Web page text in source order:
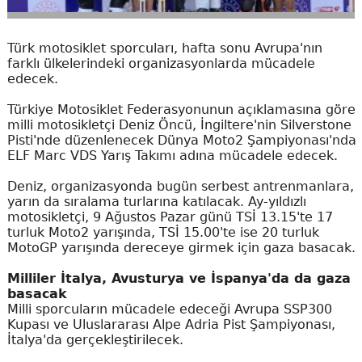
Türk motosiklet sporcuları, hafta sonu Avrupa'nın
farklı ülkelerindeki organizasyonlarda mücadele
edecek.
Türkiye Motosiklet Federasyonunun açıklamasına göre
milli motosikletçi Deniz Öncü, İngiltere'nin Silverstone
Pisti'nde düzenlenecek Dünya Moto2 Şampiyonası'nda
ELF Marc VDS Yarış Takımı adına mücadele edecek.
Deniz, organizasyonda bugün serbest antrenmanlara,
yarın da sıralama turlarına katılacak. Ay-yıldızlı
motosikletçi, 9 Ağustos Pazar günü TSİ 13.15'te 17
turluk Moto2 yarışında, TSİ 15.00'te ise 20 turluk
MotoGP yarışında dereceye girmek için gaza basacak.
Milliler İtalya, Avusturya ve İspanya'da da gaza
basacak
Milli sporcuların mücadele edeceği Avrupa SSP300
Kupası ve Uluslararası Alpe Adria Pist Şampiyonası,
İtalya'da gerçekleştirilecek.